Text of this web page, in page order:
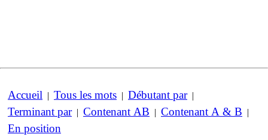
Accueil | Tous les mots | Débutant par|
Terminant par| Contenant AB | Contenant A & B |
En position